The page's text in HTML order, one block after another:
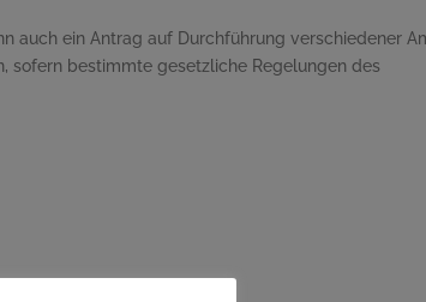
auch ein Antrag auf Durchführung verschiedener
sofern bestimmte gesetzliche Regelungen des